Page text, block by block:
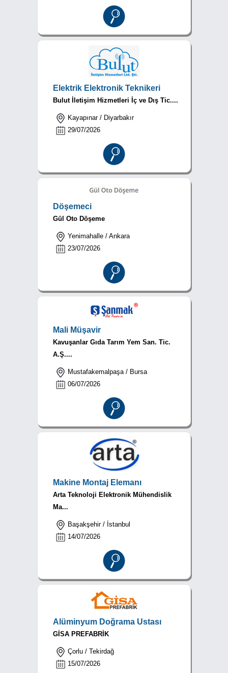
Elektrik Elektronik Teknikeri
Bulut İletişim Hizmetleri İç ve Dış Tic....
Kayapınar / Diyarbakır
29/07/2026
Döşemeci
Gül Oto Döşeme
Yenimahalle / Ankara
23/07/2026
Mali Müşavir
Kavuşanlar Gıda Tarım Yem San. Tic.
A.Ş....
Mustafakemalpaşa / Bursa
06/07/2026
Makine Montaj Elemanı
Arta Teknoloji Elektronik Mühendislik
Ma...
Başakşehir / İstanbul
14/07/2026
Alüminyum Doğrama Ustası
GİSA PREFABRİK
Çorlu / Tekirdağ
15/07/2026